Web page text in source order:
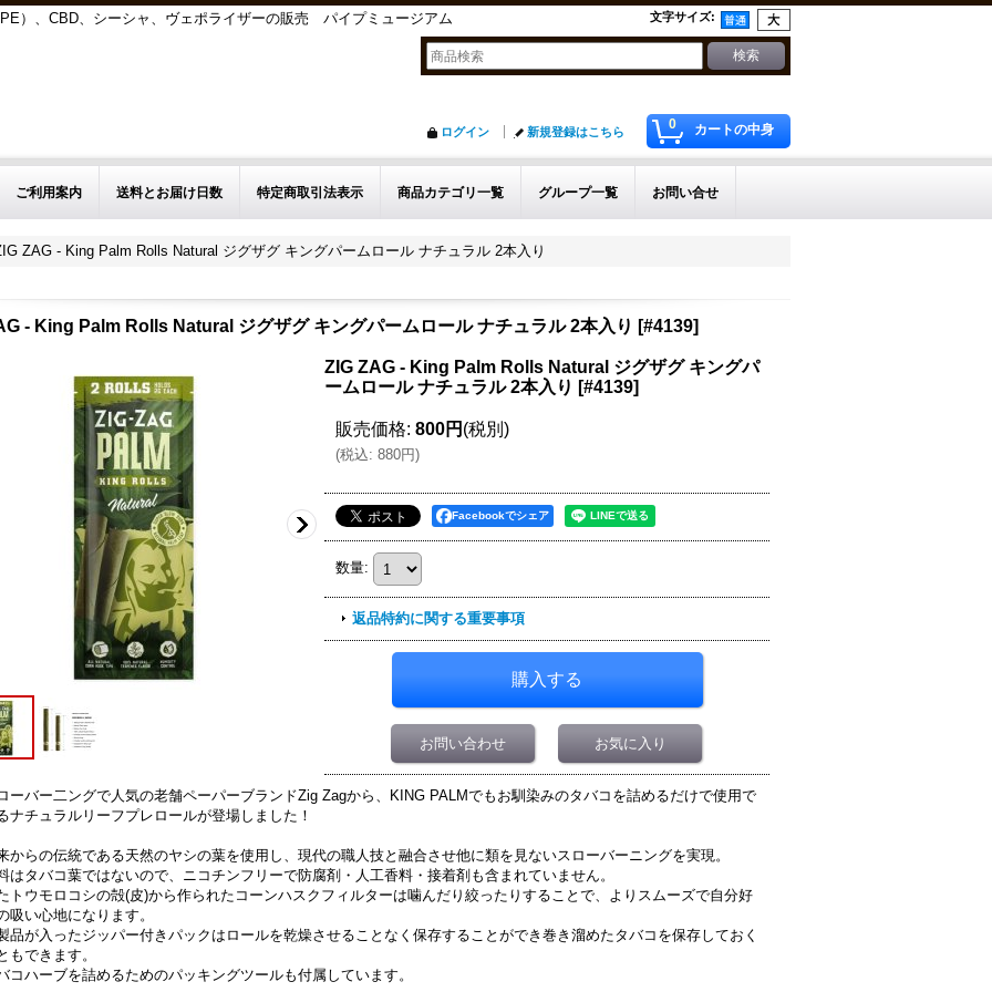
）、CBD、シーシャ、ヴェポライザーの販売 パイプミュージアム 文字サイズ:
0 カートの中身
ログイン 新規登録はこちら
ご利用案内 送料とお届け日数 特定商取引法表示 商品カテゴリ一覧 グループ一覧 お問い合せ
ZAG - King Palm Rolls Natural ジグザグ キングパームロール ナチュラル 2本入り
- King Palm Rolls Natural ジグザグ キングパームロール ナチュラル 2本入り [#4139]
ZIG ZAG - King Palm Rolls Natural ジグザグ キングパ
ームロール ナチュラル 2本入り [#4139]
販売価格: 800円 (税別)
(税込: 880円)
Facebookでシェア
数量:
返品特約に関する重要事項
お問い合わせ お気に入り
ーバー二ングで人気の老舗ペーパーブランドZig Zagから、KING PALMでもお馴染みのタバコを詰めるだけで使用で
ナチュラルリーフプレロールが登場しました！
からの伝統である天然のヤシの葉を使用し、現代の職人技と融合させ他に類を見ないスローバーニングを実現。
はタバコ葉ではないので、ニコチンフリーで防腐剤・人工香料・接着剤も含まれていません。
トウモロコシの殻(皮)から作られたコーンハスクフィルターは噛んだり絞ったりすることで、よりスムーズで自分好
吸い心地になります。
品が入ったジッパー付きパックはロールを乾燥させることなく保存することができ巻き溜めたタバコを保存しておく
もできます。
コハーブを詰めるためのパッキングツールも付属しています。